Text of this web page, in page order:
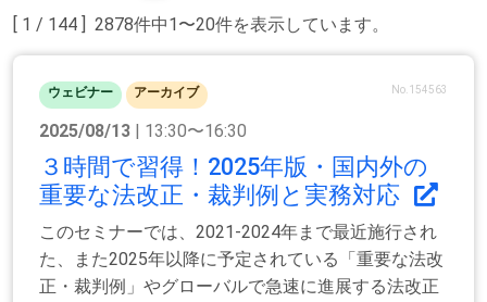
[ 1 / 144 ] 2878件中1〜20件を表示しています。
ウェビナー アーカイブ No.154563
2025/08/13 | 13:30〜16:30
３時間で習得！2025年版・国内外の
重要な法改正・裁判例と実務対応
このセミナーでは、2021-2024年まで最近施行され
た、また2025年以降に予定されている「重要な法改
正・裁判例」やグローバルで急速に進展する法改正